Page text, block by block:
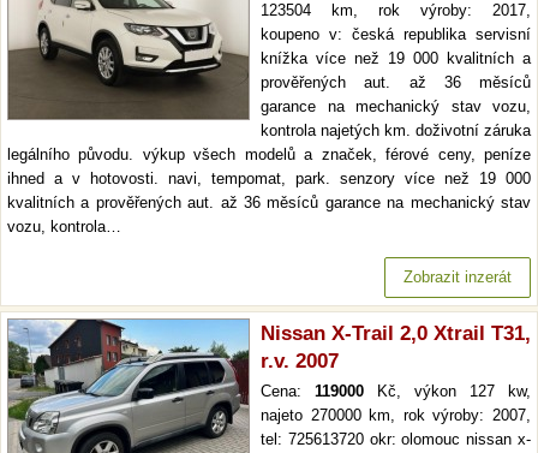
123504 km, rok výroby: 2017,
koupeno v: česká republika servisní
knížka více než 19 000 kvalitních a
prověřených aut. až 36 měsíců
garance na mechanický stav vozu,
kontrola najetých km. doživotní záruka
legálního původu. výkup všech modelů a značek, férové ceny, peníze
ihned a v hotovosti. navi, tempomat, park. senzory více než 19 000
kvalitních a prověřených aut. až 36 měsíců garance na mechanický stav
vozu, kontrola…
Zobrazit inzerát
Nissan X-Trail 2,0 Xtrail T31,
r.v. 2007
Cena: 119000 Kč, výkon 127 kw,
najeto 270000 km, rok výroby: 2007,
tel: 725613720 okr: olomouc nissan x-